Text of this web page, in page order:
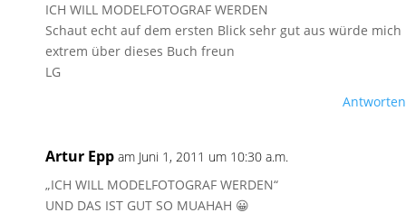
ICH WILL MODELFOTOGRAF WERDEN
Schaut echt auf dem ersten Blick sehr gut aus würde mich
extrem über dieses Buch freun
LG
Antworten
Artur Epp am Juni 1, 2011 um 10:30 a.m.
„ICH WILL MODELFOTOGRAF WERDEN“
UND DAS IST GUT SO MUAHAH 😀